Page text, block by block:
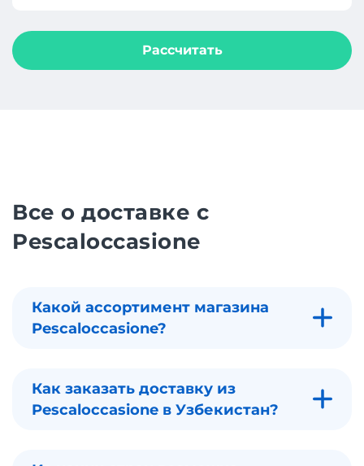
Рассчитать
Все о доставке с
Pescaloccasione
Какой ассортимент магазина
Pescaloccasione?
Как заказать доставку из
Pescaloccasione в Узбекистан?